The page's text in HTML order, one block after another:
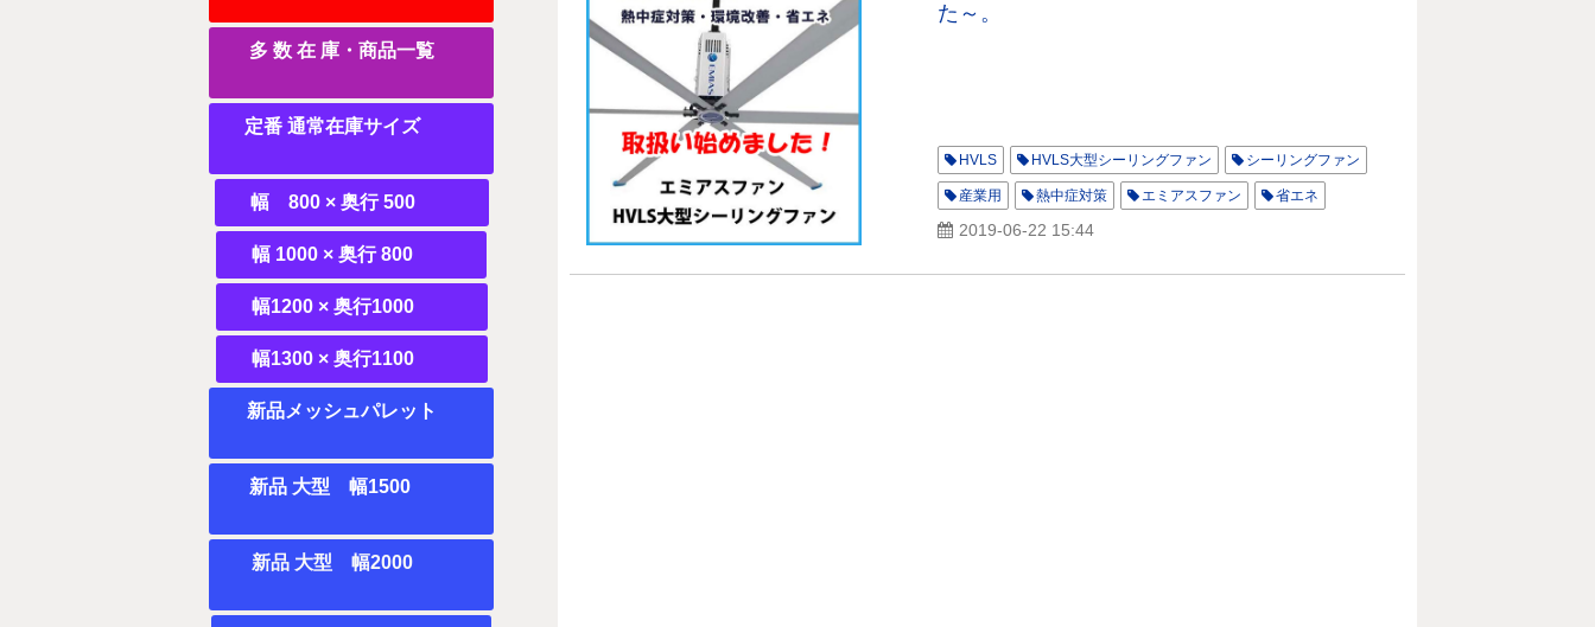
多 数 在 庫・商品一覧
定番 通常在庫サイズ
幅 800 × 奥行 500
幅 1000 × 奥行 800
幅1200 × 奥行1000
幅1300 × 奥行1100
新品メッシュパレット
新品 大型 幅1500
新品 大型 幅2000
た～。
HVLS HVLS大型シーリングファン シーリングファン
産業用 熱中症対策 エミアスファン 省エネ
2019-06-22 15:44